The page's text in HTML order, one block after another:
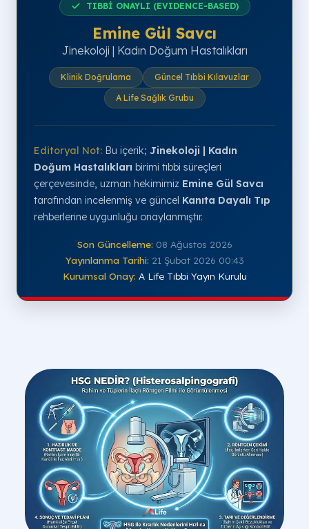
TIBBİ ONAYLI (EVIDENCE-BASED)
Emine Gül Savcı
Jinekoloji | Kadın Doğum Hastalıkları
Klinik Doğrulama
Güncel Tıbbi Kılavuzlar
A Life Sağlık Grubu
Editoryal Not: Bu içerik; Jinekoloji | Kadın
Doğum Hastalıkları birimi tıbbi süreçleri
çerçevesinde, uzman hekimimiz Emine Gül Savcı
tarafından incelenmiş ve güncel Kanıta Dayalı Tıp
rehberlerine uygunluğu onaylanmıştır.
Son Güncelleme: 08 Ağustos 2026
Yayınlanma Tarihi: 21 Şubat 2026 00:43
Kurumsal Onay: A Life Tıbbi Yayın Kurulu